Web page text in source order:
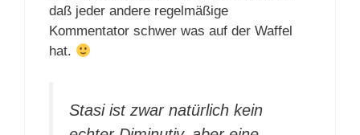
daß jeder andere regelmäßige
Kommentator schwer was auf der Waffel
hat.
Stasi ist zwar natürlich kein